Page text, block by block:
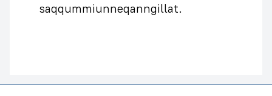
saqqummiunneqanngillat.